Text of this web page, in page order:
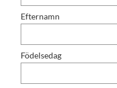
Efternamn
Födelsedag